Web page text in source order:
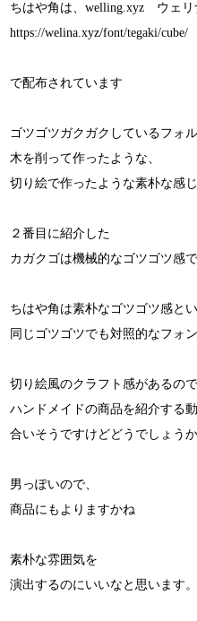
ちはや角は、welling.xyz ウェリ
https://welina.xyz/font/tegaki/cube/
で配布されています
ゴツゴツガクガクしているフォ
木を削って作ったような、
切り絵で作ったような素朴な感じ
２番目に紹介した
カガクゴは機械的なゴツゴツ感
ちはや角は素朴なゴツゴツ感と
同じゴツゴツでも対照的なフォン
切り絵風のクラフト感があるので
ハンドメイドの商品を紹介する
合いそうですけどどうでしょうか
男っぽいので、
商品にもよりますかね
素朴な雰囲気を
演出するのにいいなと思います。